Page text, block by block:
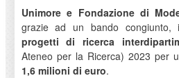
Unimore e Fondazione di
grazie ad un bando congiunto,
progetti di ricerca
Ateneo per la Ricerca) 2023 per
1,6 milioni di euro.